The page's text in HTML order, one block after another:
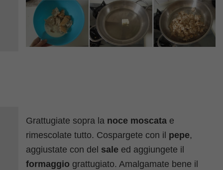
Grattugiate sopra la noce moscata e
rimescolate tutto. Cospargete con il pepe,
aggiustate con del sale ed aggiungete il
formaggio grattugiato. Amalgamate bene il